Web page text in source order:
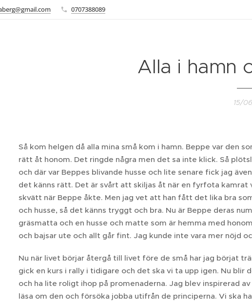
0707388089
Alla i hamn
15/
Så kom helgen då alla mina små kom i hamn. Beppe var
rätt åt honom. Det ringde några men det sa inte klick. Så
och där var Beppes blivande husse och lite senare fick jag
det känns rätt. Det är svårt att skiljas åt när en fyrfota kamrat
skvätt när Beppe åkte. Men jag vet att han fått det lika bra
och husse, så det känns tryggt och bra. Nu är Beppe deras
gräsmatta och en husse och matte som är hemma med
och bajsar ute och allt går fint. Jag kunde inte vara mer nöjd
Nu när livet börjar återgå till livet före de små har jag börjat
gick en kurs i rally i tidigare och det ska vi ta upp igen. Nu
och ha lite roligt ihop på promenaderna. Jag blev inspirerad
läsa om den och försöka jobba utifrån de principerna. Vi ska